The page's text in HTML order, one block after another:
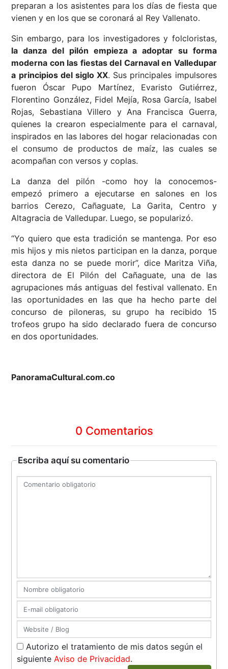
preparan a los asistentes para los días de fiesta que
vienen y en los que se coronará al Rey Vallenato.
Sin embargo, para los investigadores y folcloristas,
la danza del pilón empieza a adoptar su forma
moderna con las fiestas del Carnaval en Valledupar
a principios del siglo XX. Sus principales impulsores
fueron Óscar Pupo Martínez, Evaristo Gutiérrez,
Florentino González, Fidel Mejía, Rosa García, Isabel
Rojas, Sebastiana Villero y Ana Francisca Guerra,
quienes la crearon especialmente para el carnaval,
inspirados en las labores del hogar relacionadas con
el consumo de productos de maíz, las cuales se
acompañan con versos y coplas.
La danza del pilón -como hoy la conocemos-
empezó primero a ejecutarse en salones en los
barrios Cerezo, Cañaguate, La Garita, Centro y
Altagracia de Valledupar. Luego, se popularizó.
“Yo quiero que esta tradición se mantenga. Por eso
mis hijos y mis nietos participan en la danza, porque
esta danza no se puede morir”, dice Maritza Viña,
directora de El Pilón del Cañaguate, una de las
agrupaciones más antiguas del festival vallenato. En
las oportunidades en las que ha hecho parte del
concurso de piloneras, su grupo ha recibido 15
trofeos grupo ha sido declarado fuera de concurso
en dos oportunidades.
PanoramaCultural.com.co
0 Comentarios
Escriba aquí su comentario
Autorizo el tratamiento de mis datos según el
siguienteAviso de Privacidad.